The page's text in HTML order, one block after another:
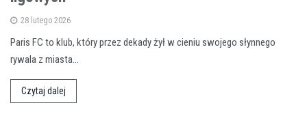
28 lutego 2026
Paris FC to klub, który przez dekady żył w cieniu swojego słynnego
rywala z miasta…
Czytaj dalej